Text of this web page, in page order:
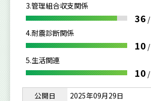
3.管理組合収支関係
36 /
4.耐震診断関係
10 /
5.生活関連
10 /
公開日
2025年09月29日